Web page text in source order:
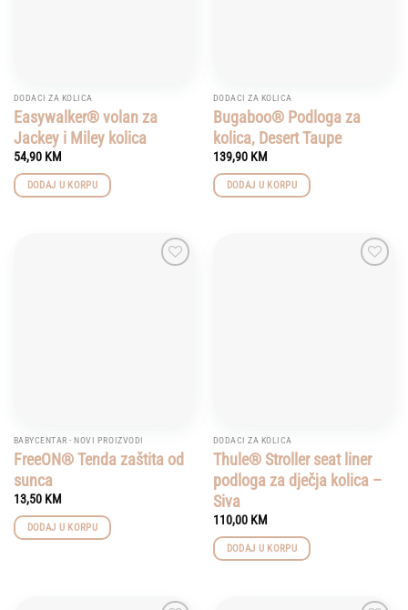
DODACI ZA KOLICA
Easywalker® volan za
Jackey i Miley kolica
54,90 KM
DODAJ U KORPU
DODACI ZA KOLICA
Bugaboo® Podloga za
kolica, Desert Taupe
139,90 KM
DODAJ U KORPU
BABYCENTAR - NOVI PROIZVODI
FreeON® Tenda zaštita od
sunca
13,50 KM
DODAJ U KORPU
DODACI ZA KOLICA
Thule® Stroller seat liner
podloga za dječja kolica –
Siva
110,00 KM
DODAJ U KORPU